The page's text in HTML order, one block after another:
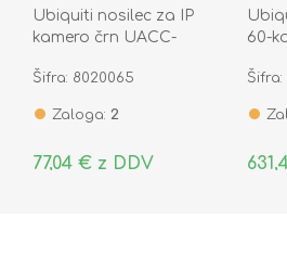
Ubiquiti nosilec za IP
kamero črn UACC-
Šifra: 8020065
Zaloga: 2
77,04 € z DDV
60-
Šifra: